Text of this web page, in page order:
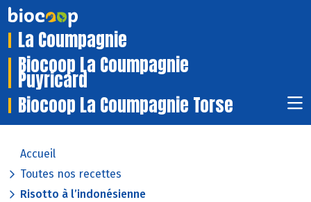
La Coumpagnie
Biocoop La Coumpagnie
Puyricard
Biocoop La Coumpagnie Torse
Accueil
Toutes nos recettes
Risotto à l’indonésienne